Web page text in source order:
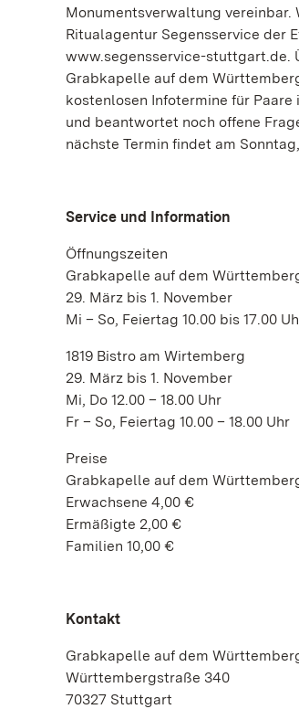
Monumentsverwaltung vereinbar.
Ritualagentur Segensservice der
www.segensservice-stuttgart.de.
Grabkapelle auf dem
kostenlosen Infotermine für
und beantwortet noch offene
nächste Termin findet am
Service und Information
Öffnungszeiten
Grabkapelle auf dem
29. März bis 1. November
Mi – So, Feiertag 10.00 bis 17.00
1819 Bistro am Wirtemberg
29. März bis 1. November
Mi, Do 12.00 – 18.00 Uhr
Fr – So, Feiertag 10.00 – 18.00 Uhr
Preise
Grabkapelle auf dem
Erwachsene 4,00 €
Ermäßigte 2,00 €
Familien 10,00 €
Kontakt
Grabkapelle auf dem
Württembergstraße 340
70327 Stuttgart